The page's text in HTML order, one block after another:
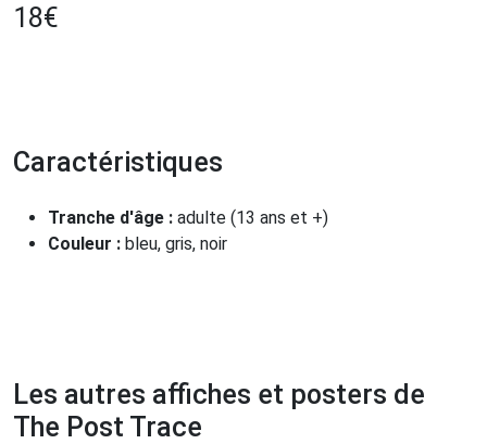
18€
Caractéristiques
Tranche d'âge : adulte (13 ans et +)
Couleur : bleu, gris, noir
Les autres affiches et posters de
The Post Trace